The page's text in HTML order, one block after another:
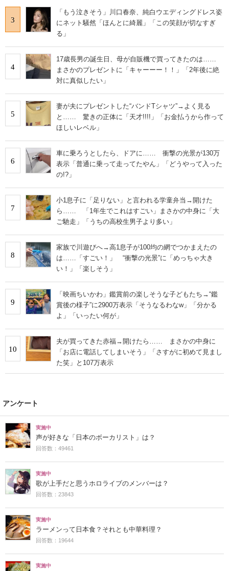
3
「もう泣きそう」川口春奈、純白ウエディングドレス姿
にネット騒然「ほんとに綺麗」「この笑顔が切なすぎ
る」
4
17歳長男の誕生日、母が自販機で買ってきたのは……
まさかのプレゼントに「キャーーー！！」「2年後に絶
対に真似したい」
5
妻が夫にプレゼントした“バンドTシャツ”→よく見る
と…… 驚きの正体に「天才!!!!」「お金払うから作って
ほしいレベル」
6
車に乗ろうとしたら、ドアに…… 衝撃の光景が130万
表示「普通に乗って走ってたやん」「どうやって入った
の!?」
7
小1息子に「足りない」と言われる学童弁当→開けた
ら…… 「1年生でこれはすごい」まさかの中身に「大
ご馳走」「うちの高校生男子より多い」
8
家族で川遊びへ→高1息子が100均の網でつかまえたの
は……「すごい！」 “衝撃の光景”に「めっちゃ大き
い！」「楽しそう」
9
「映画ちいかわ」鑑賞前の楽しそうな子どもたち→“鑑
賞後の様子”に2900万表示「そうなるわなw」「分かる
よ」「いったい何が」
10
夫が買ってきた赤福→開けたら…… まさかの中身に
「お店に電話してしまいそう」「さすがに初めて見まし
た笑」と107万表示
アンケート
実施中
声が好きな「日本のボーカリスト」は？
回答数：49461
実施中
歌が上手だと思うホロライブのメンバーは？
回答数：23843
実施中
ラーメンって日本食？それとも中華料理？
回答数：19644
実施中